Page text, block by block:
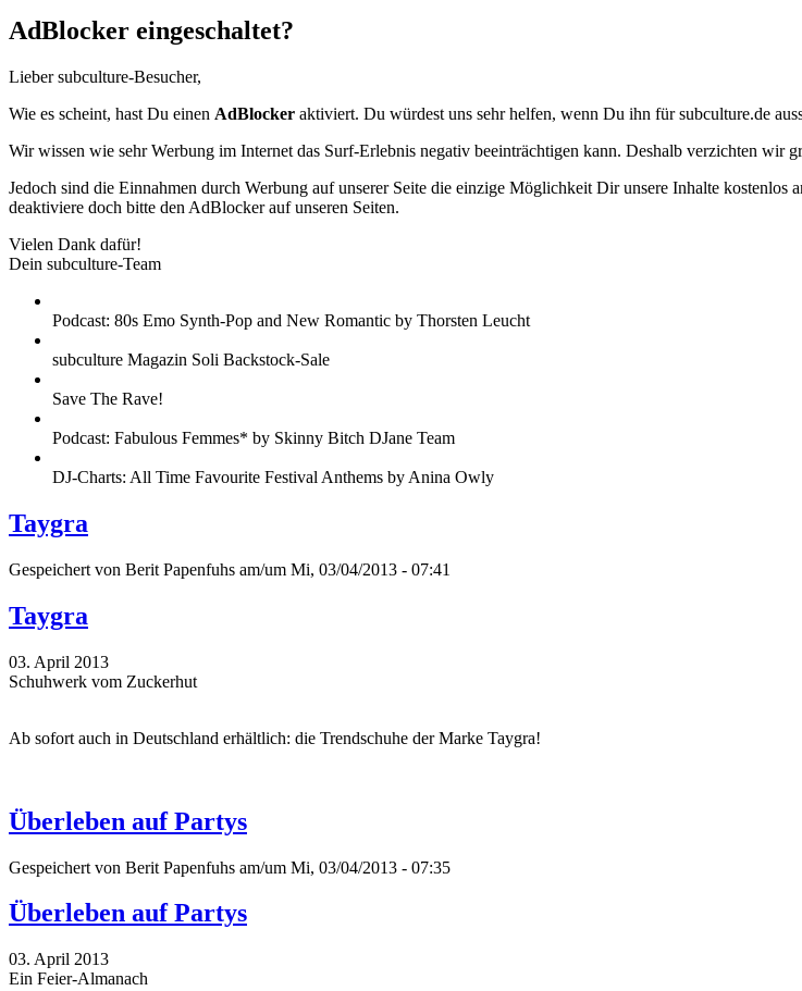
AdBlocker eingeschaltet?
Lieber subculture-Besucher,
Wie es scheint, hast Du einen AdBlocker aktiviert. Du würdest uns sehr helfen, wenn Du ihn für subculture.de
Wir wissen wie sehr Werbung im Internet das Surf-Erlebnis negativ beeinträchtigen kann. Deshalb verzichten wir
Jedoch sind die Einnahmen durch Werbung auf unserer Seite die einzige Möglichkeit Dir unsere Inhalte
deaktiviere doch bitte den AdBlocker auf unseren Seiten.
Vielen Dank dafür!
Dein subculture-Team
Podcast: 80s Emo Synth-Pop and New Romantic by Thorsten Leucht
subculture Magazin Soli Backstock-Sale
Save The Rave!
Podcast: Fabulous Femmes* by Skinny Bitch DJane Team
DJ-Charts: All Time Favourite Festival Anthems by Anina Owly
Taygra
Gespeichert von Berit Papenfuhs am/um Mi, 03/04/2013 - 07:41
Taygra
03. April 2013
Schuhwerk vom Zuckerhut
Ab sofort auch in Deutschland erhältlich: die Trendschuhe der Marke Taygra!
Überleben auf Partys
Gespeichert von Berit Papenfuhs am/um Mi, 03/04/2013 - 07:35
Überleben auf Partys
03. April 2013
Ein Feier-Almanach